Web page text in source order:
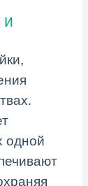
и
одной